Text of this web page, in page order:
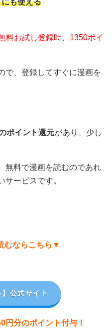
料お試し登録時、1350ポイ
で、登録してすぐに漫画を
ポイント還元があり、少し
無料で漫画を読むのであれ
サービスです。
むならこちら▼
】公式サイト
円分のポイント付与！